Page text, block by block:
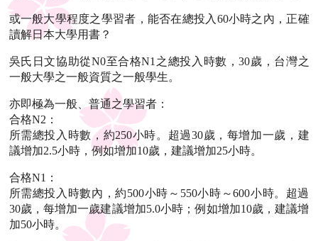
或一般大學程度之學習者，能否在總投入60小時之內，正確
讀解日本大學用書？
吳氏日文協助從N0至合格N1之總投入時數，30歲，台灣之
一般大學之一般資質之一般學生。
亦即極為一般、普通之學習者：
合格N2：
所需總投入時數，約250小時。超過30歲，每增加一歲，建
議增加2.5小時，例如增加10歲，建議增加25小時。
合格N1：
所需總投入時數內，約500小時～550小時～600小時。超過
30歲，每增加一歲建議增加5.0小時；例如增加10歲，建議增
加50小時。